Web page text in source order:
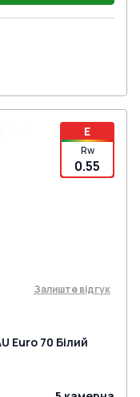
E
Rw
0.55
Залиште відгук
Euro 70 Білий